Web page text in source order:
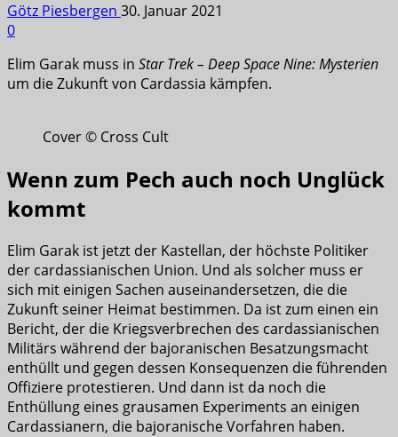
Götz Piesbergen 30. Januar 2021
0
Elim Garak muss in Star Trek – Deep Space Nine: Mysterien
um die Zukunft von Cardassia kämpfen.
Cover © Cross Cult
Wenn zum Pech auch noch Unglück
kommt
Elim Garak ist jetzt der Kastellan, der höchste Politiker
der cardassianischen Union. Und als solcher muss er
sich mit einigen Sachen auseinandersetzen, die die
Zukunft seiner Heimat bestimmen. Da ist zum einen ein
Bericht, der die Kriegsverbrechen des cardassianischen
Militärs während der bajoranischen Besatzungsmacht
enthüllt und gegen dessen Konsequenzen die führenden
Offiziere protestieren. Und dann ist da noch die
Enthüllung eines grausamen Experiments an einigen
Cardassianern, die bajoranische Vorfahren haben.